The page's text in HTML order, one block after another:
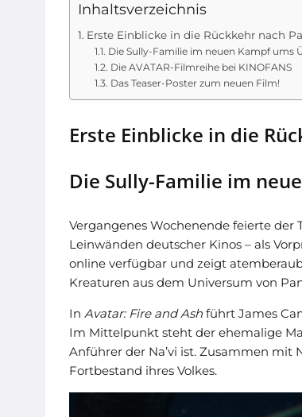
Inhaltsverzeichnis
Erste Einblicke in die Rückkehr nach
Die Sully-Familie im neuen Kampf ums
Die AVATAR-Filmreihe bei KINOFANS
Das Teaser-Poster zum neuen Film!
Erste Einblicke in die
Die Sully-Familie im
Vergangenes Wochenende feierte der
Leinwänden deutscher Kinos – als
online verfügbar und zeigt
Kreaturen aus dem Universum von
In Avatar: Fire and Ash führt James
Im Mittelpunkt steht der ehemalige
Anführer der Na’vi ist. Zusammen mit
Fortbestand ihres Volkes.